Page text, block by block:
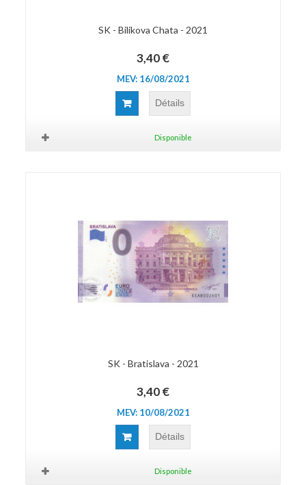
SK - Bilikova Chata - 2021
3,40 €
MEV: 16/08/2021
Détails
Disponible
SK - Bratislava - 2021
3,40 €
MEV: 10/08/2021
Détails
Disponible